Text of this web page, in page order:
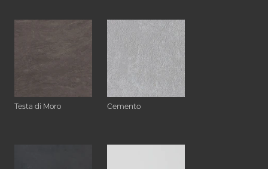
Testa di Moro Cemento